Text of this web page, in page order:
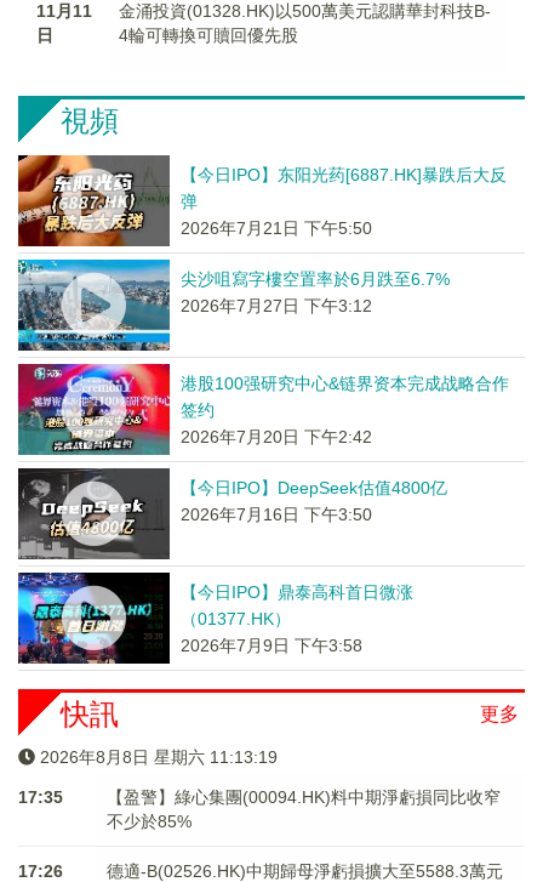
11月11
日
金涌投資(01328.HK)以500萬美元認購華封科技B-
4輪可轉換可贖回優先股
視頻
【今日IPO】东阳光药[6887.HK]暴跌后大反
弹
2026年7月21日 下午5:50
尖沙咀寫字樓空置率於6月跌至6.7%
2026年7月27日 下午3:12
港股100强研究中心&链界资本完成战略合作
签约
2026年7月20日 下午2:42
【今日IPO】DeepSeek估值4800亿
2026年7月16日 下午3:50
【今日IPO】鼎泰高科首日微涨
（01377.HK）
2026年7月9日 下午3:58
更多
快訊
2026年8月8日 星期六 11:13:20
17:35
【盈警】綠心集團(00094.HK)料中期淨虧損同比收窄
不少於85%
17:26 德適-B(02526.HK)中期歸母淨虧損擴大至5588.3萬元